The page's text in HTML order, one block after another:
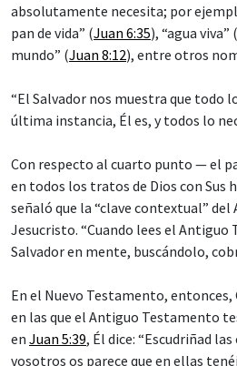
absolutamente necesita; por
pan de vida” (Juan 6:35), “agua viva” (
mundo” (Juan 8:12), entre otros
“El Salvador nos muestra que todo
última instancia, Él es, y todos lo
Con respecto al cuarto punto — el
en todos los tratos de Dios con Sus
señaló que la “clave contextual”
Jesucristo. “Cuando lees el
Salvador en mente, buscándolo,
En el Nuevo Testamento,
en las que el Antiguo Testamento
en Juan 5:39, Él dice: “Escudriñad
vosotros os parece que en ellas